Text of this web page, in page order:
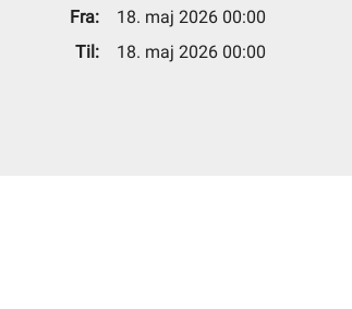
Fra:
18. maj 2026 00:00
Til:
18. maj 2026 00:00